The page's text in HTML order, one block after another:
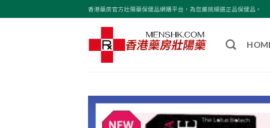
to
香港藥房官方壯陽藥保健品網購平台，為您嚴挑細選正品保健品。